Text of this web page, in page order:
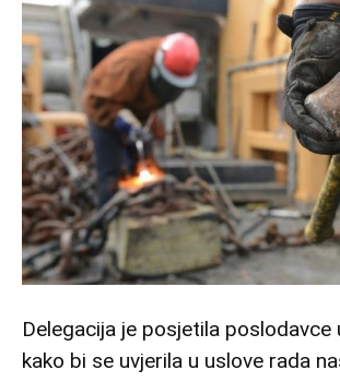
Delegacija je posjetila poslodavce
kako bi se uvjerila u uslove rada